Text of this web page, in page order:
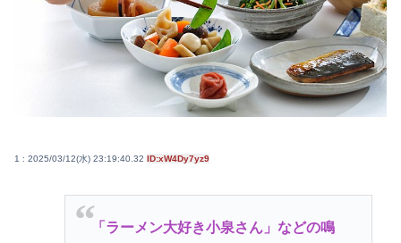
1 : 2025/03/12(水) 23:19:40.32 ID:xW4Dy7yz9
「ラーメン大好き小泉さん」などの鳴